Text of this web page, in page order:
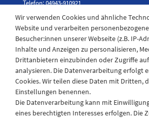
Telefon: 04943-910921
Laden Öffnungszeiten
Montag - Freitag
08:30 - 12:30 und 13.00 - 17.30 Uhr
Samstags
08:30 bis 12:30 Uhr
Wir verwenden Cookies und ähnliche
Website und verarbeiten
Besucher:innen unserer Webseite (z.B. IP-
Inhalte und Anzeigen zu personalisieren,
Drittanbietern einzubinden oder Zugriffe
analysieren. Die Datenverarbeitung erfolgt
Cookies. Wir teilen diese Daten mit Dritten,
Einstellungen benennen.
Die Datenverarbeitung kann mit
eines berechtigten Interesses erfolgen. Die